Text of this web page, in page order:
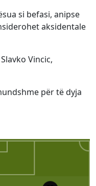
si befasi, anipse
aksidentale
Vincic,
për të dyja